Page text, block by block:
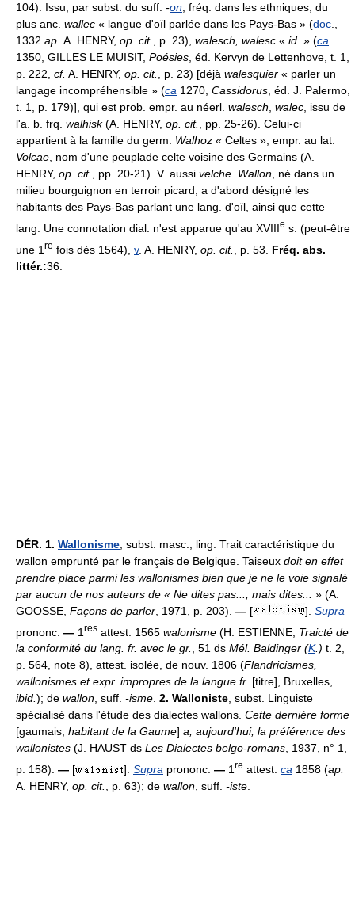
104). Issu, par subst. du suff. -on, fréq. dans les ethniques, du
plus anc. wallec « langue d'oïl parlée dans les Pays-Bas » (doc.,
1332 ap. A. HENRY, op. cit., p. 23), walesch, walesc « id. » (ca
1350, GILLES LE MUISIT, Poésies, éd. Kervyn de Lettenhove, t. 1,
p. 222, cf. A. HENRY, op. cit., p. 23) [déjà walesquier « parler un
langage incompréhensible » (ca 1270, Cassidorus, éd. J. Palermo,
t. 1, p. 179)], qui est prob. empr. au néerl. walesch, walec, issu de
l'a. b. frq. walhisk(A. HENRY, op. cit., pp. 25-26). Celui-ci
appartient à la famille du germ. Walhoz « Celtes », empr. au lat.
Volcae, nom d'une peuplade celte voisine des Germains (A.
HENRY, op. cit., pp. 20-21). V. aussi velche. Wallon, né dans un
milieu bourguignon en terroir picard, a d'abord désigné les
habitants des Pays-Bas parlant une lang. d'oïl, ainsi que cette
lang. Une connotation dial. n'est apparue qu'au XVIIIe s. (peut-être
une 1 re fois dès 1564), v. A. HENRY, op. cit. , p. 53. Fréq. abs.
littér.:36.
DÉR. 1. Wallonisme , subst. masc., ling. Trait caractéristique du
wallon emprunté par le français de Belgique. Taiseux doit en effet
prendre place parmi les wallonismes bien que je ne le voie signalé
par aucun de nos auteurs de « Ne dites pas..., mais dites... » (A.
GOOSSE, Façons de parler , 1971, p. 203). — [ ]. Supra
prononc. — 1 res attest. 1565 walonisme (H. ESTIENNE, Traicté de
la conformité du lang. fr. avec le gr., 51 ds Mél. Baldinger (K.) t. 2,
p. 564, note 8), attest. isolée, de nouv. 1806 (Flandricismes,
wallonismes et expr. impropres de la langue fr. [titre], Bruxelles,
ibid.); de wallon, suff. -isme. 2. Walloniste, subst. Linguiste
spécialisé dans l'étude des dialectes wallons. Cette dernière forme
[gaumais, habitant de la Gaume] a, aujourd'hui, la préférence des
wallonistes (J. HAUST ds Les Dialectes belgo-romans, 1937, n° 1,
p. 158). — [ ]. Supra prononc. — 1 re attest. ca 1858 (ap.
A. HENRY, op. cit. , p. 63); de wallon , suff. -iste